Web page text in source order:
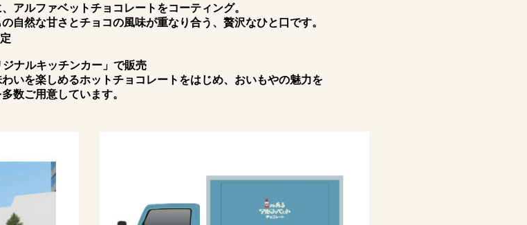
アルファベットチョコレートをコーティング。
自然な甘さとチョコの風味が重なり合う、贅沢なひと口です。
ナルキッチンカー」で販売
いを楽しめるホットチョコレートをはじめ、おいもやの魅力を
数ご用意しています。